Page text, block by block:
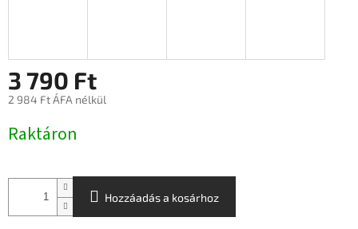
3 790 Ft
2 984 Ft ÁFA nélkül
Raktáron
Hozzáadás a kosárhoz